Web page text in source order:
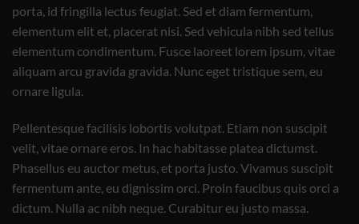
porta, id fringilla lectus feugiat. Sed et diam fermentum,
elementum elit et, placerat nisi. Sed vehicula nibh sed tellus
elementum condimentum. Fusce laoreet lorem ipsum, vitae
aliquam arcu gravida gravida. Nunc eget tristique sem, eu
ornare ligula.
Pellentesque facilisis lobortis volutpat. Etiam non suscipit
velit, vitae ornare eros. In hac habitasse platea dictumst.
Phasellus eu auctor metus, et porta justo. Vivamus suscipit
fermentum ante, eu dignissim orci. Proin faucibus quis orci a
dictum. Nulla ac nibh neque. Curabitur eu justo massa.